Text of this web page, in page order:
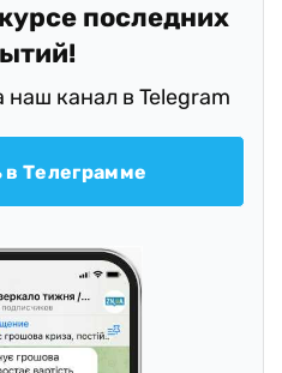
последних
канал в Telegram
в Телеграмме